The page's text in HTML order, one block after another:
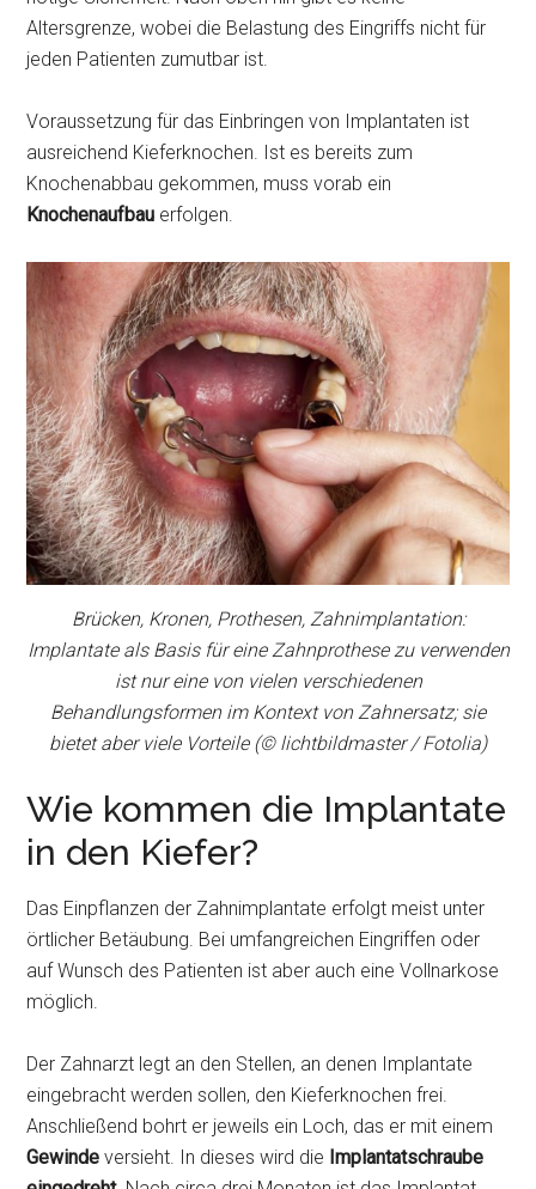
Altersgrenze, wobei die Belastung des Eingriffs nicht für
jeden Patienten zumutbar ist.
Voraussetzung für das Einbringen von Implantaten ist
ausreichend Kieferknochen. Ist es bereits zum
Knochenabbau gekommen, muss vorab ein
Knochenaufbau erfolgen.
Brücken, Kronen, Prothesen, Zahnimplantation:
Implantate als Basis für eine Zahnprothese zu verwenden
ist nur eine von vielen verschiedenen
Behandlungsformen im Kontext von Zahnersatz; sie
bietet aber viele Vorteile (© lichtbildmaster / Fotolia)
Wie kommen die Implantate
in den Kiefer?
Das Einpflanzen der Zahnimplantate erfolgt meist unter
örtlicher Betäubung. Bei umfangreichen Eingriffen oder
auf Wunsch des Patienten ist aber auch eine Vollnarkose
möglich.
Der Zahnarzt legt an den Stellen, an denen Implantate
eingebracht werden sollen, den Kieferknochen frei.
Anschließend bohrt er jeweils ein Loch, das er mit einem
Gewinde versieht. In dieses wird die Implantatschraube